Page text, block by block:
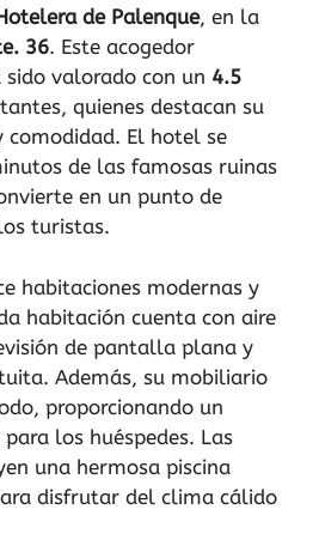
de Palenque, en la
36. Este acogedor
valorado con un 4.5
quienes destacan su
comodidad. El hotel se
de las famosas ruinas
en un punto de
turistas.
habitaciones modernas y
habitación cuenta con aire
de pantalla plana y
Además, su mobiliario
proporcionando un
los huéspedes. Las
una hermosa piscina
disfrutar del clima cálido